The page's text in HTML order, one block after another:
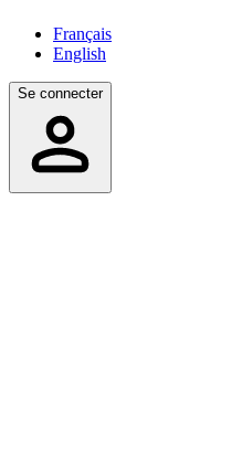
Français
English
Se connecter